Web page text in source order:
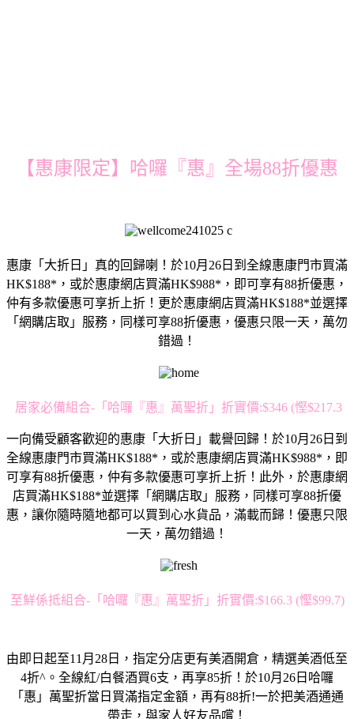
【惠康限定】哈囉『惠』全場88折優惠
惠康「大折日」真的回歸喇！於10月26日到全線惠康門市買滿
HK$188*，或於惠康網店買滿HK$988*，即可享有88折優惠，
仲有多款優惠可享折上折！更於惠康網店買滿HK$188*並選擇
「網購店取」服務，同樣可享88折優惠，優惠只限一天，萬勿
錯過！
居家必備組合-「哈囉『惠』萬聖折」折實價:$346 (慳$217.3
一向備受顧客歡迎的惠康「大折日」載譽回歸！於10月26日到
全線惠康門市買滿HK$188*，或於惠康網店買滿HK$988*，即
可享有88折優惠，仲有多款優惠可享折上折！此外，於惠康網
店買滿HK$188*並選擇「網購店取」服務，同樣可享88折優
惠，讓你隨時隨地都可以買到心水貨品，滿載而歸！優惠只限
一天，萬勿錯過！
至鮮係抵組合-「哈囉『惠』萬聖折」折實價:$166.3 (慳$99.7)
由即日起至11月28日，指定分店更有美酒開倉，精選美酒低至
4折^。全線紅/白餐酒買6支，再享85折！於10月26日哈囉
「惠」萬聖折當日買滿指定金額，再有88折!一於把美酒通通
帶走，與家人好友品嚐！